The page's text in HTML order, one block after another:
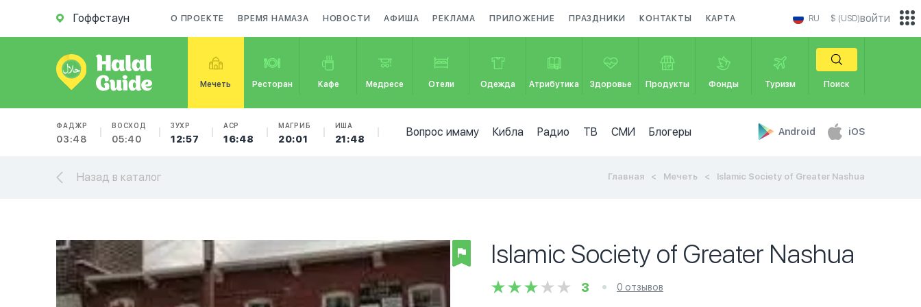
Гоффстаун О ПРОЕКТЕ ВРЕМЯ НАМАЗА НОВОСТИ АФИША РЕКЛАМА ПРИЛОЖЕНИЕ ПРАЗДНИКИ КОНТАКТЫ КАРТА RU $ (USD)
Мечеть Ресторан Кафе Медресе Отели Одежда Атрибутика Здоровье Продукты Фонды Туризм Поиск
ФАДЖР
03:48
ВОСХОД
05:40
ЗУХР
12:57
АСР
16:48
МАГРИБ
20:01
ИША
21:48
Вопрос имаму Кибла Радио ТВ СМИ Блогеры Android iOS
войти
Назад в каталог Главная Мечеть Islamic Society of Greater Nashua
Islamic Society of Greater Nashua
3 0 отзывов